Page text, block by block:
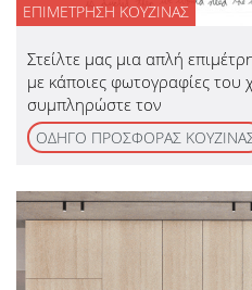
ΕΠΙΜΕΤΡΗΣΗ ΚΟΥΖΙΝΑΣ
Στείλτε μας μια απλή
με κάποιες φωτογραφίες
συμπληρώστε τον
ΟΔΗΓΟ ΠΡΟΣΦΟΡΑΣ